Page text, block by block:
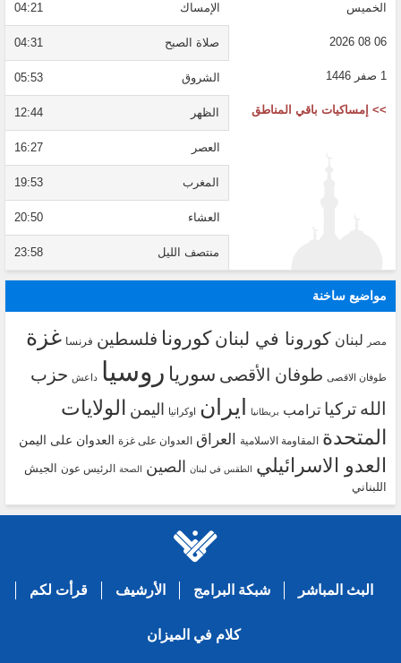
الخميس
06 08 2026
1 صفر 1446
>> إمساكيات باقي المناطق
الإمساك 04:21
صلاة الصبح 04:31
الشروق 05:53
الظهر 12:44
العصر 16:27
المغرب 19:53
العشاء 20:50
منتصف الليل 23:58
مواضيع ساخنة
مصر لبنان كورونا في لبنان كورونا فلسطين فرنسا غزة
طوفان الاقصى طوفان الأقصى سوريا روسيا داعش
حزب
الله تركيا ترامب بريطانيا ايران اوكرانيا اليمن
الولايات
المتحدة
المقاومة الاسلامية العراق العدوان على غزة العدوان على اليمن
العدو الاسرائيلي الطقس في لبنان الصين الصحة الرئيس عون
الجيش
اللبناني
البث المباشر شبكة البرامج الأرشيف قرأت لكم
كلام في الميزان